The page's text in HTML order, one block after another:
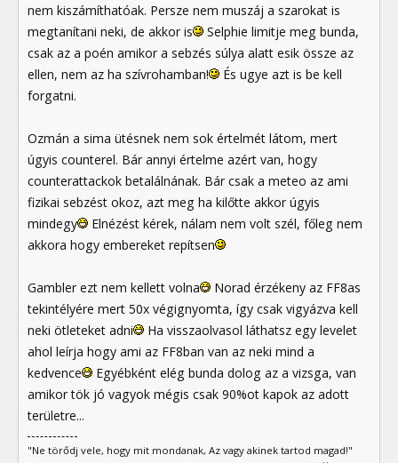
nem kiszámíthatóak. Persze nem muszáj a szarokat is
megtanítani neki, de akkor is
Selphie limitje meg bunda,
csak az a poén amikor a sebzés súlya alatt esik össze az
ellen, nem az ha szívrohamban!
És ugye azt is be kell
forgatni.
Ozmán a sima ütésnek nem sok értelmét látom, mert
úgyis counterel. Bár annyi értelme azért van, hogy
counterattackok betalálnának. Bár csak a meteo az ami
fizikai sebzést okoz, azt meg ha kilőtte akkor úgyis
mindegy
Elnézést kérek, nálam nem volt szél, főleg nem
akkora hogy embereket repítsen
Gambler ezt nem kellett volna
Norad érzékeny az FF8as
tekintélyére mert 50x végignyomta, így csak vigyázva kell
neki ötleteket adni
Ha visszaolvasol láthatsz egy levelet
ahol leírja hogy ami az FF8ban van az neki mind a
kedvence
Egyébként elég bunda dolog az a vizsga, van
amikor tök jó vagyok mégis csak 90%ot kapok az adott
területre...
"Ne törődj vele, hogy mit mondanak, Az vagy akinek tartod magad!"